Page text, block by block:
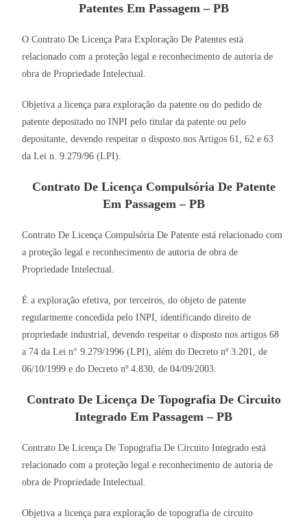
Patentes Em Passagem – PB
O Contrato De Licença Para Exploração De Patentes está
relacionado com a proteção legal e reconhecimento de autoria de
obra de Propriedade Intelectual.
Objetiva a licença para exploração da patente ou do pedido de
patente depositado no INPI pelo titular da patente ou pelo
depositante, devendo respeitar o disposto nos Artigos 61, 62 e 63
da Lei n. 9.279/96 (LPI).
Contrato De Licença Compulsória De Patente
Em Passagem – PB
Contrato De Licença Compulsória De Patente está relacionado com
a proteção legal e reconhecimento de autoria de obra de
Propriedade Intelectual.
É a exploração efetiva, por terceiros, do objeto de patente
regularmente concedida pelo INPI, identificando direito de
propriedade industrial, devendo respeitar o disposto nos artigos 68
a 74 da Lei n° 9.279/1996 (LPI), além do Decreto nº 3.201, de
06/10/1999 e do Decreto nº 4.830, de 04/09/2003.
Contrato De Licença De Topografia De Circuito
Integrado Em Passagem – PB
Contrato De Licença De Topografia De Circuito Integrado está
relacionado com a proteção legal e reconhecimento de autoria de
obra de Propriedade Intelectual.
Objetiva a licença para exploração de topografia de circuito